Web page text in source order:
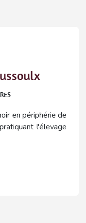
en périphérie de
l'élevage